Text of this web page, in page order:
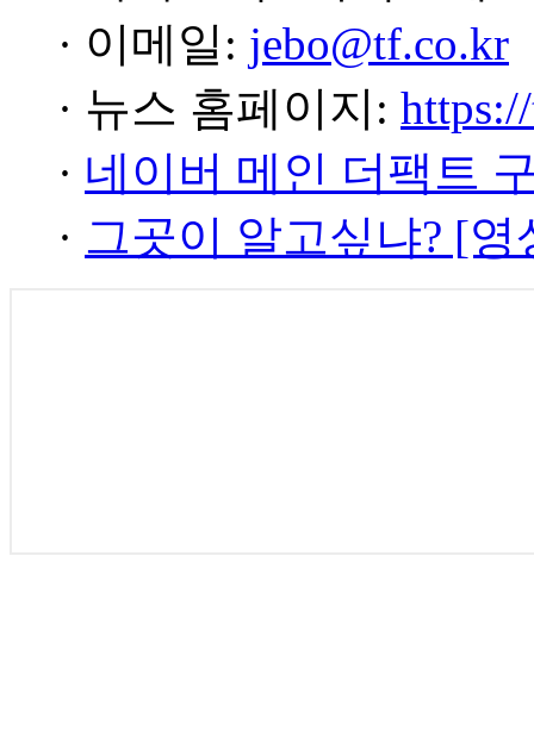
· 이메일: jebo@tf.co.kr
· 뉴스 홈페이지:
· 네이버 메인 더팩트
· 그곳이 알고싶냐? [